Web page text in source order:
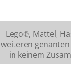
Lego℗, Mattel,
weiteren
in keinem